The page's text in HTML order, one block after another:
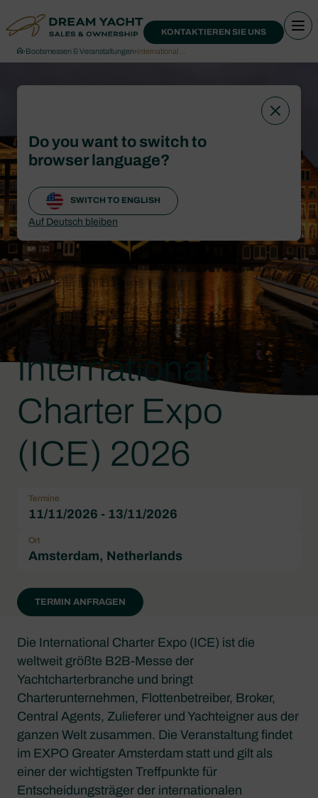
KONTAKTIEREN SIE UNS
›Bootsmessen & Veranstaltungen›International …
International
Charter Expo
(ICE) 2026
Termine
11/11/2026 - 13/11/2026
Ort
Amsterdam, Netherlands
TERMIN ANFRAGEN
Die International Charter Expo (ICE) ist die
weltweit größte B2B-Messe der
Yachtcharterbranche und bringt
Charterunternehmen, Flottenbetreiber, Broker,
Central Agents, Zulieferer und Yachteigner aus der
ganzen Welt zusammen. Die Veranstaltung findet
im EXPO Greater Amsterdam statt und gilt als
einer der wichtigsten Treffpunkte für
Entscheidungsträger der internationalen
Do you want to switch to
browser language?
SWITCH TO ENGLISH
Auf Deutsch bleiben